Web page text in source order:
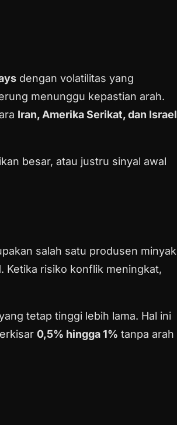
dengan volatilitas yang
menunggu kepastian arah.
Iran, Amerika Serikat, dan Israel
besar, atau justru sinyal awal
salah satu produsen minyak
. Ketika risiko konflik meningkat,
tetap tinggi lebih lama. Hal ini
0,5% hingga 1% tanpa arah